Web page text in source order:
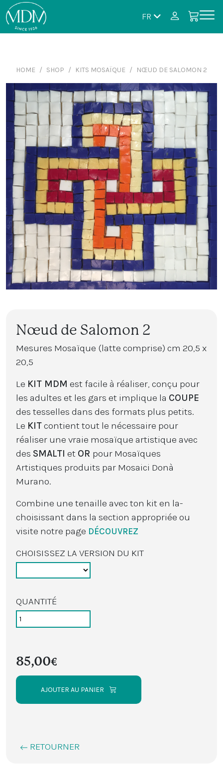
FR
HOME SHOP KITS MOSAÏQUE NŒUD DE SALOMON 2
Nœud de Salomon 2
Mesures Mosaïque (latte comprise) cm 20,5 x
20,5
Le KIT MDM est facile à réaliser, conçu pour
les adultes et les gars et implique la COUPE
des tesselles dans des formats plus petits.
Le KITcontient tout le nécessaire pour
réaliser une vraie mosaïque artistique avec
des SMALTI et OR pour Mosaïques
Artistiques produits par Mosaici Donà
Murano.
Combine une tenaille avec ton kit en la-
choisissant dans la section appropriée ou
visite notre page DÉCOUVREZ
CHOISISSEZ LA VERSION DU KIT
QUANTITÉ
85,00€
AJOUTER AU PANIER
RETOURNER